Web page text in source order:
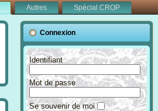
Autres
Spécial CROP
Connexion
Identifiant
Mot de passe
Se souvenir de moi